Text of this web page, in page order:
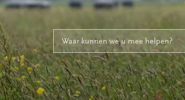
Naar inhoud
Naar navigatie
Waar kunnen we u mee helpen?